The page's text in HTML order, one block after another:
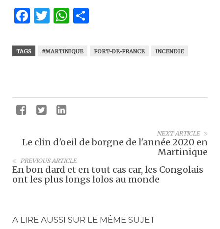
Facebook
Twitter
WhatsApp
TAGS #MARTINIQUE FORT-DE-FRANCE INCENDIE
NEXT ARTICLE
Le clin d'oeil de borgne de l'année 2020 en
Martinique
PREVIOUS ARTICLE
En bon dard et en tout cas car, les Congolais
ont les plus longs lolos au monde
A LIRE AUSSI SUR LE MÊME SUJET